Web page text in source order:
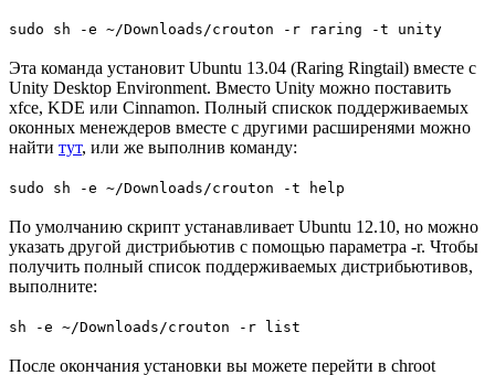
sudo sh -e ~/Downloads/crouton -r raring -t unity
Эта команда установит Ubuntu 13.04 (Raring Ringtail) вместе с
Unity Desktop Environment. Вместо Unity можно поставить
xfce, KDE или Cinnamon. Полный спискок поддерживаемых
оконных менеждеров вместе с другими расширенями можно
найти тут, или же выполнив команду:
sudo sh -e ~/Downloads/crouton -t help
По умолчанию скрипт устанавливает Ubuntu 12.10, но можно
указать другой дистрибьютив с помощью параметра -r. Чтобы
получить полный список поддерживаемых дистрибьютивов,
выполните:
sh -e ~/Downloads/crouton -r list
После окончания установки вы можете перейти в chroot